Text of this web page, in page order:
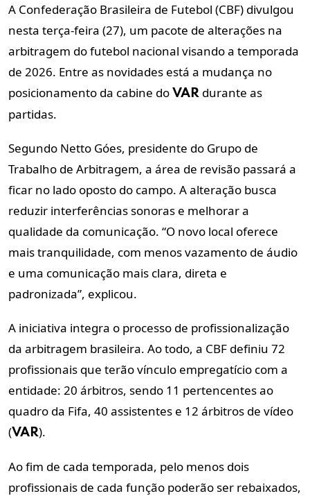
A Confederação Brasileira de Futebol (CBF) divulgou
nesta terça-feira (27), um pacote de alterações na
arbitragem do futebol nacional visando a temporada
de 2026. Entre as novidades está a mudança no
posicionamento da cabine do VAR durante as
partidas.
Segundo Netto Góes, presidente do Grupo de
Trabalho de Arbitragem, a área de revisão passará a
ficar no lado oposto do campo. A alteração busca
reduzir interferências sonoras e melhorar a
qualidade da comunicação. “O novo local oferece
mais tranquilidade, com menos vazamento de áudio
e uma comunicação mais clara, direta e
padronizada”, explicou.
A iniciativa integra o processo de profissionalização
da arbitragem brasileira. Ao todo, a CBF definiu 72
profissionais que terão vínculo empregatício com a
entidade: 20 árbitros, sendo 11 pertencentes ao
quadro da Fifa, 40 assistentes e 12 árbitros de vídeo
(VAR).
Ao fim de cada temporada, pelo menos dois
profissionais de cada função poderão ser rebaixados,